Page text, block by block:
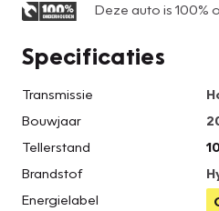
Deze auto is 100%
Specificaties
Transmissie
Bouwjaar
Tellerstand
Brandstof
Energielabel